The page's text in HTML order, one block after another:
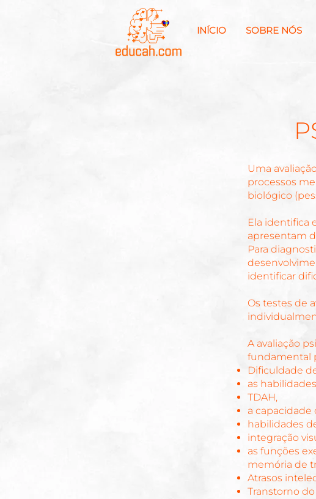
INÍCIO SOBRE NÓS
Uma
processos
biológico
Ela identifica
apresentam
Para
identificar
Os testes de
A avaliação
fundamental
Dificuldade
as
TDAH,
a capacidade
habilidades
integração
as funções
memória de
Atrasos
Transtorno